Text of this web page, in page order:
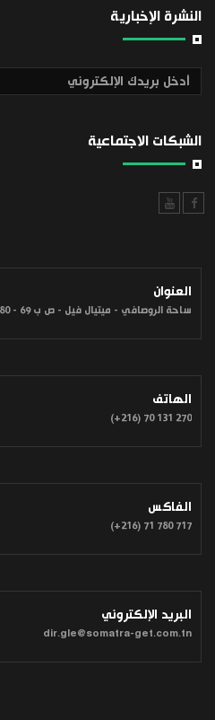
النشرة الإخبارية
الشبكات الاجتماعية
العنوان
ساحة الروصافي - ميتيال فيل - ص ب 69 - 1080 - تونس
الهاتف
(+216) 70 131 270
الفاكس
(+216) 71 780 717
البريد الإلكتروني
dir.gle@somatra-get.com.tn